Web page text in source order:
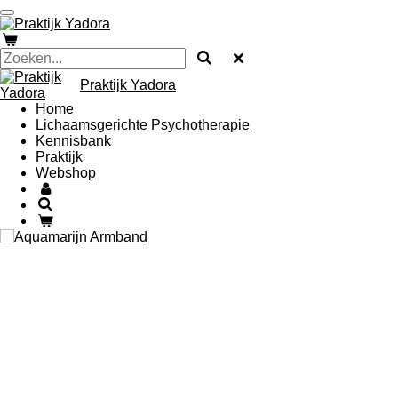
Ga
direct
naar
de
hoofdinhoudPraktijk Yadora
Home
Lichaamsgerichte Psychotherapie
Kennisbank
Praktijk
Webshop